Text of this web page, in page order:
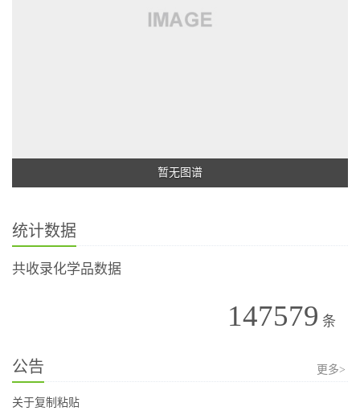
暂无图谱
统计数据
共收录化学品数据
147579 条
公告 更多>
关于复制粘贴